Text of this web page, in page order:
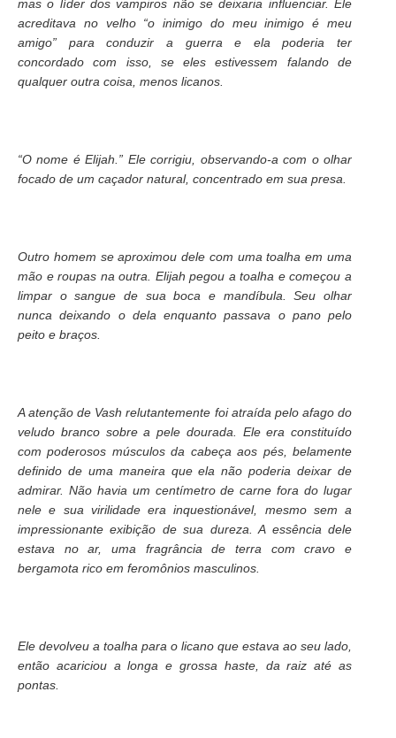
mas o líder dos vampiros não se deixaria influenciar. Ele
acreditava no velho “o inimigo do meu inimigo é meu
amigo” para conduzir a guerra e ela poderia ter
concordado com isso, se eles estivessem falando de
qualquer outra coisa, menos licanos.
“O nome é Elijah.” Ele corrigiu, observando-a com o olhar
focado de um caçador natural, concentrado em sua presa.
Outro homem se aproximou dele com uma toalha em uma
mão e roupas na outra. Elijah pegou a toalha e começou a
limpar o sangue de sua boca e mandíbula. Seu olhar
nunca deixando o dela enquanto passava o pano pelo
peito e braços.
A atenção de Vash relutantemente foi atraída pelo afago do
veludo branco sobre a pele dourada. Ele era constituído
com poderosos músculos da cabeça aos pés, belamente
definido de uma maneira que ela não poderia deixar de
admirar. Não havia um centímetro de carne fora do lugar
nele e sua virilidade era inquestionável, mesmo sem a
impressionante exibição de sua dureza. A essência dele
estava no ar, uma fragrância de terra com cravo e
bergamota rico em feromônios masculinos.
Ele devolveu a toalha para o licano que estava ao seu lado,
então acariciou a longa e grossa haste, da raiz até as
pontas.